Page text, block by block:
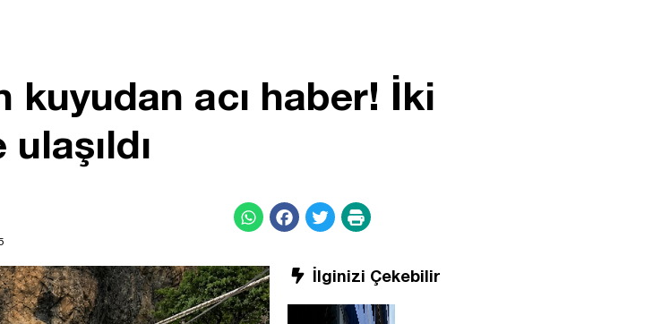
kuyudan acı haber! İki
İlginizi Çekebilir